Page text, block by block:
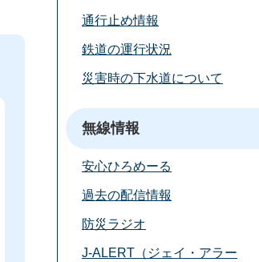
通行止め情報
鉄道の運行状況
災害時の下水道について
無線情報
安心ひろめーる
過去の配信情報
防災ラジオ
J-ALERT（ジェイ・アラー